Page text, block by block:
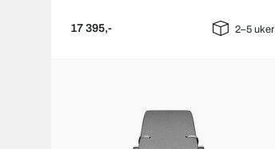
17 395,- 2–5 uker